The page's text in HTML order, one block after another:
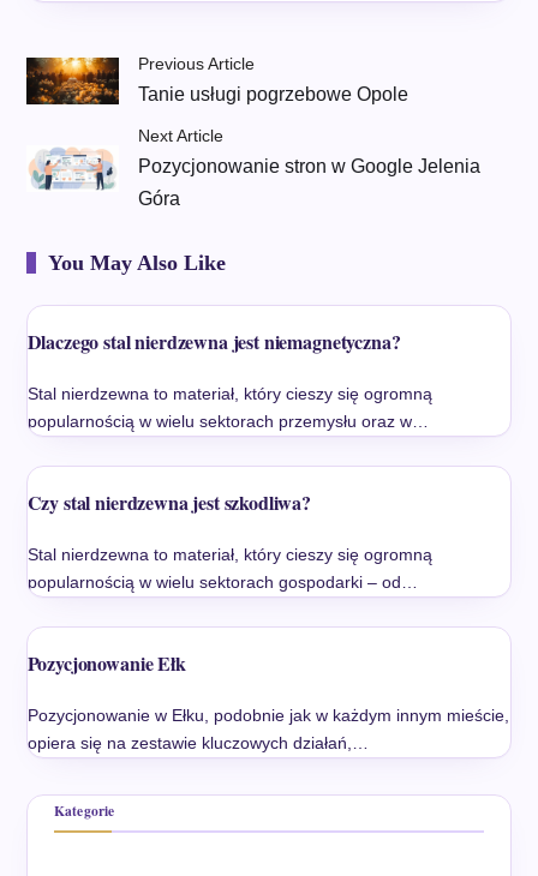
Previous Article
Tanie usługi pogrzebowe Opole
Next Article
Pozycjonowanie stron w Google Jelenia
Góra
You May Also Like
Dlaczego stal nierdzewna jest niemagnetyczna?
Stal nierdzewna to materiał, który cieszy się ogromną
popularnością w wielu sektorach przemysłu oraz w…
Czy stal nierdzewna jest szkodliwa?
Stal nierdzewna to materiał, który cieszy się ogromną
popularnością w wielu sektorach gospodarki – od…
Pozycjonowanie Ełk
Pozycjonowanie w Ełku, podobnie jak w każdym innym mieście,
opiera się na zestawie kluczowych działań,…
Kategorie